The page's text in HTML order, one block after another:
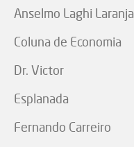
Anselmo Laghi Laranja
Coluna de Economia
Dr. Victor
Esplanada
Fernando Carreiro